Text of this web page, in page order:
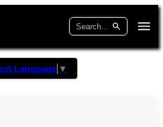
Language ▼